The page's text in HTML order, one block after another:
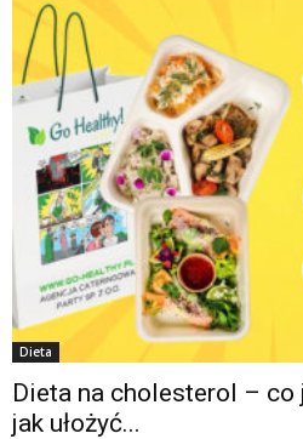
Dieta
Dieta na cholesterol – co
jak ułożyć...